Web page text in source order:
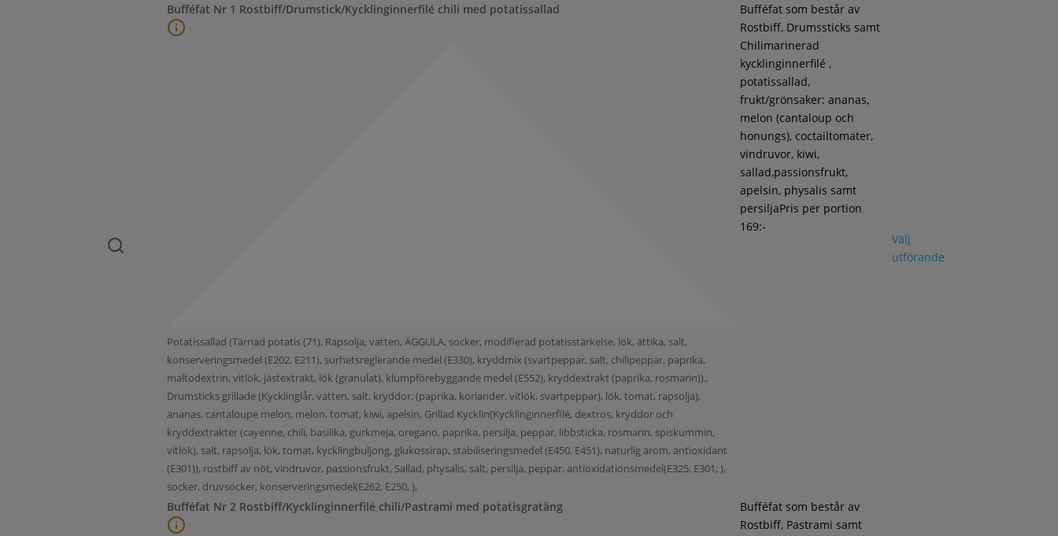
Bufféfat Nr 1 Rostbiff/Drumstick/Kycklinginnerfilé chili med potatissallad
Potatissallad (Tärnad potatis (71), Rapsolja, vatten, ÄGGULA, socker, modifierad potatisstärkelse, lök, ättika, salt,
konserveringsmedel (E202, E211), surhetsreglerande medel (E330), kryddmix (svartpeppar, salt, chilipeppar, paprika,
maltodextrin, vitlök, jästextrakt, lök (granulat), klumpförebyggande medel (E552), kryddextrakt (paprika, rosmarin)).,
Drumsticks grillade (Kycklinglår, vatten, salt, kryddor, (paprika, koriander, vitlök, svartpeppar), lök, tomat, rapsolja),
ananas, cantaloupe melon, melon, tomat, kiwi, apelsin, Grillad Kycklin(Kycklinginnerfilé, dextros, kryddor och
kryddextrakter (cayenne, chili, basilika, gurkmeja, oregano, paprika, persilja, peppar, libbsticka, rosmarin, spiskummin,
vitlök), salt, rapsolja, lök, tomat, kycklingbuljong, glukossirap, stabiliseringsmedel (E450, E451), naturlig arom, antioxidant
(E301)), rostbiff av nöt, vindruvor, passionsfrukt, Sallad, physalis, salt, persilja, peppar, antioxidationsmedel(E325, E301, ),
socker, druvsocker, konserveringsmedel(E262, E250, ),
Bufféfat som består av
Rostbiff, Drumssticks samt
Chilimarinerad
kycklinginnerfilé ,
potatissallad,
frukt/grönsaker: ananas,
melon (cantaloup och
honungs), coctailtomater,
vindruvor, kiwi,
sallad,passionsfrukt,
apelsin, physalis samt
persiljaPris per portion
169:-
Välj
utförande
Bufféfat Nr 2 Rostbiff/Kycklinginnerfilé chili/Pastrami med potatisgratäng
Bufféfat som består av
Rostbiff, Pastrami samt